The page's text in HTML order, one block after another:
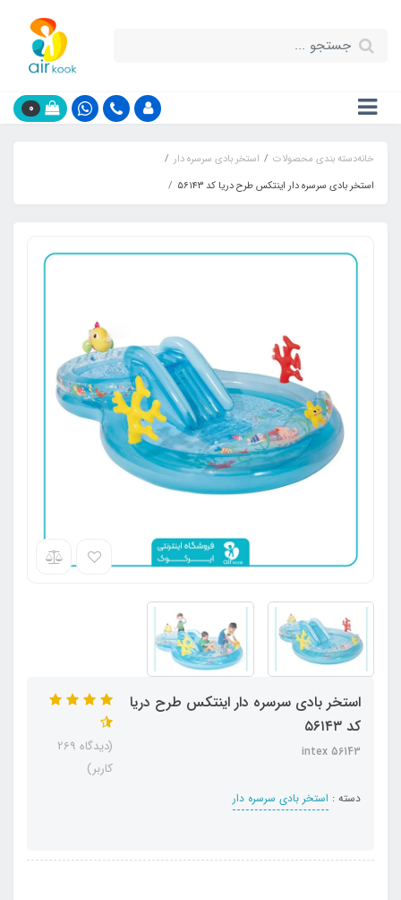
0
خانهدسته بندی محصولات
استخر بادی سرسره دار
استخر بادی سرسره دار اینتکس طرح دریا کد ۵۶۱۴۳
استخر بادی سرسره دار اینتکس طرح دریا
کد ۵۶۱۴۳
intex 56143
دسته : استخر بادی سرسره دار
(دیدگاه 269
کاربر)